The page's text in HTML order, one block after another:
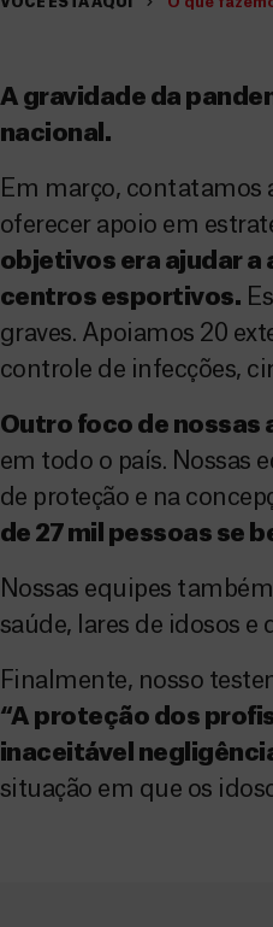
A gravidade da
nacional.
Em março, contatamos
oferecer apoio em
objetivos era ajudar
centros esportivos.
graves. Apoiamos 20
controle de infecções,
Outro foco de nossas
em todo o país. Nossas
de proteção e na
de 27 mil pessoas se
Nossas equipes
saúde, lares de idosos
Finalmente, nosso
“A proteção dos
inaceitável
situação em que os